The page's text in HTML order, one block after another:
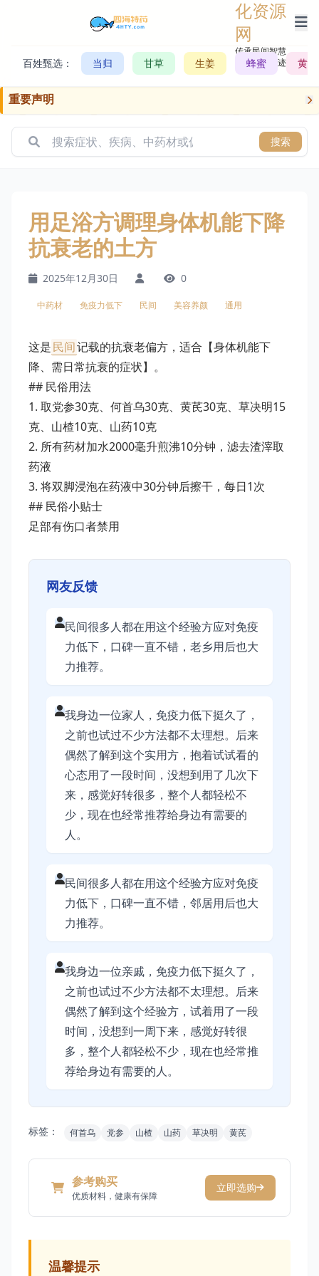
化资源
网
传承民间智慧，
记录历史轨迹
百姓甄选： 当归 甘草 生姜 蜂蜜 黄芪
重要声明
搜索
用足浴方调理身体机能下降
抗衰老的土方
2025年12月30日 0
中药材 免疫力低下 民间 美容养颜 通用
这是民间记载的抗衰老偏方，适合【身体机能下
降、需日常抗衰的症状】。
## 民俗用法
1. 取党参30克、何首乌30克、黄芪30克、草决明15
克、山楂10克、山药10克
2. 所有药材加水2000毫升煎沸10分钟，滤去渣滓取
药液
3. 将双脚浸泡在药液中30分钟后擦干，每日1次
## 民俗小贴士
足部有伤口者禁用
网友反馈
民间很多人都在用这个经验方应对免疫
力低下，口碑一直不错，老乡用后也大
力推荐。
我身边一位家人，免疫力低下挺久了，
之前也试过不少方法都不太理想。后来
偶然了解到这个实用方，抱着试试看的
心态用了一段时间，没想到用了几次下
来，感觉好转很多，整个人都轻松不
少，现在也经常推荐给身边有需要的
人。
民间很多人都在用这个经验方应对免疫
力低下，口碑一直不错，邻居用后也大
力推荐。
我身边一位亲戚，免疫力低下挺久了，
之前也试过不少方法都不太理想。后来
偶然了解到这个经验方，试着用了一段
时间，没想到一周下来，感觉好转很
多，整个人都轻松不少，现在也经常推
荐给身边有需要的人。
标签： 何首乌 党参 山楂 山药 草决明 黄芪
参考购买
优质材料，健康有保障
立即选购
温馨提示